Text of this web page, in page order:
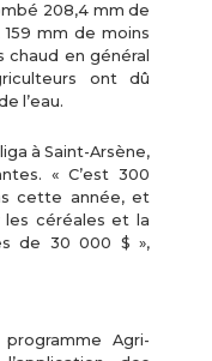
208,4 mm de
mm de moins
chaud en général
ont dû
l’eau.
à Saint-Arsène,
« C’est 300
cette année, et
céréales et la
de 30 000 $ »,
Agri-